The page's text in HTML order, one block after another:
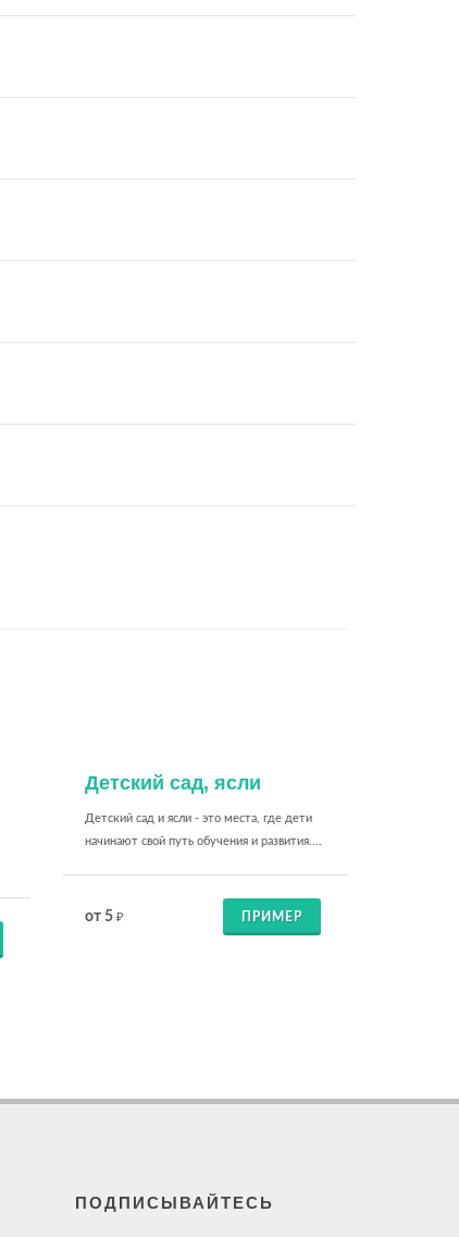
Детский сад, ясли
Детский сад и ясли - это места, где дети
начинают свой путь обучения и развития....
от 5 ₽ ПРИМЕР
ПОДПИСЫВАЙТЕСЬ